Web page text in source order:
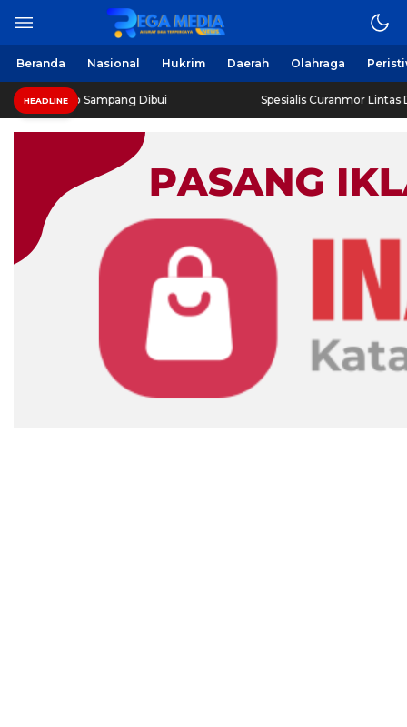
Beranda Nasional Hukrim Daerah Olahraga
HEADLINE
Dibui Spesialis Curanmor Lintas Daerah